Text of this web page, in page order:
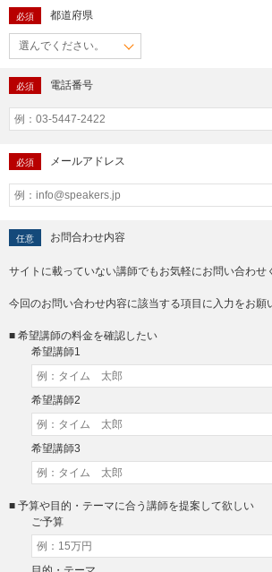
必須 都道府県
必須 電話番号
必須 メールアドレス
任意 お問合わせ内容
サイトに載っていない講師でもお気軽にお問い合わせ
今回のお問い合わせ内容に該当する項目に入力をお願
■ 希望講師の料金を確認したい
希望講師1
希望講師2
希望講師3
■ 予算や目的・テーマに合う講師を提案して欲しい
ご予算